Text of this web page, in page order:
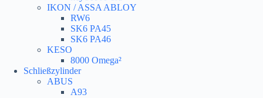
IKON / ASSA ABLOY
RW6
SK6 PA45
SK6 PA46
KESO
8000 Omega²
Schließzylinder
ABUS
A93